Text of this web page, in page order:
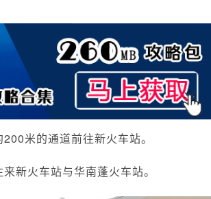
米的通道前往新火车站。
新火车站与华南蓬火车站。